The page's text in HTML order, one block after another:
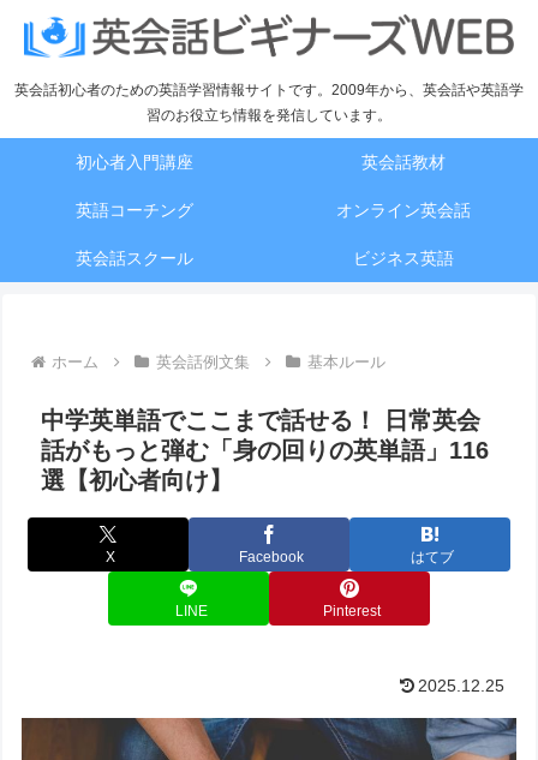
英会話初心者のための英語学習情報サイトです。2009年から、英会話や英語学
習のお役立ち情報を発信しています。
初心者入門講座 英会話教材
英語コーチング オンライン英会話
英会話スクール ビジネス英語
ホーム 英会話例文集 基本ルール
中学英単語でここまで話せる！ 日常英会
話がもっと弾む「身の回りの英単語」116
選【初心者向け】
X Facebook はてブ
LINE Pinterest
2025.12.25